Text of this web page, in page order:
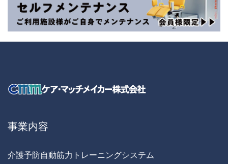
事業内容
介護予防自動筋力トレーニングシステム